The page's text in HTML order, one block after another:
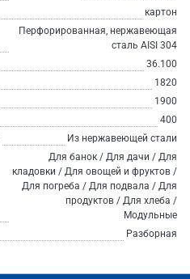
картон
Перфорированная, нержавеющая
сталь AISI 304
36.100
1820
1900
400
Из нержавеющей стали
Для банок / Для дачи / Для
кладовки / Для овощей и фруктов /
Для погреба / Для подвала / Для
продуктов / Для хлеба /
Модульные
Разборная